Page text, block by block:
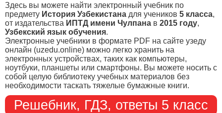
Здесь вы можете найти электронный учебник по
предмету История Узбекистана для учеников 5 класса,
от издательства ИПТД имени Чулпана в 2015 году,
Узбекский язык обучения.
Электронные учебники в формате PDF на сайте узеду
онлайн (uzedu.online) можно легко хранить на
электронных устройствах, таких как компьютеры,
ноутбуки, планшеты или смартфоны. Вы можете носить с
собой целую библиотеку учебных материалов без
необходимости таскать тяжелые бумажные книги.
Решебник, ГДЗ, ответы 5 класс